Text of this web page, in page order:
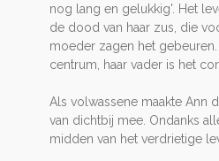
nog lang en gelukkig'. Het
de dood van haar zus, die
moeder zagen het
centrum, haar vader is het
Als volwassene maakte Ann
van dichtbij mee. Ondanks
midden van het verdrietige